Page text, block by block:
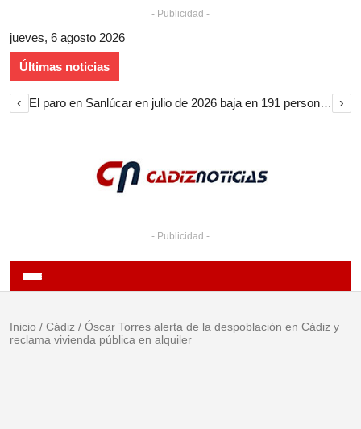
- Publicidad -
jueves, 6 agosto 2026
Últimas noticias
‹ El paro en Sanlúcar en julio de 2026 baja en 191 personas y encadena nueve meses de descenso ›
- Publicidad -
Inicio / Cádiz / Óscar Torres alerta de la despoblación en Cádiz y
reclama vivienda pública en alquiler